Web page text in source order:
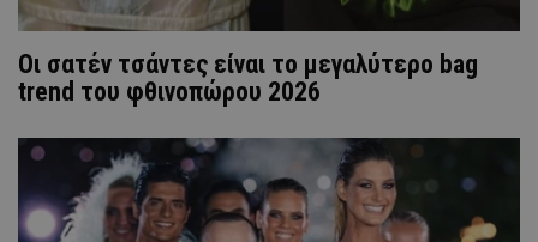
Οι σατέν τσάντες είναι το μεγαλύτερο bag
trend του φθινοπώρου 2026